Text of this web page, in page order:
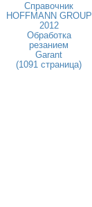
Справочник
HOFFMANN GROUP
2012
Обработка
резанием
Garant
(1091 страница)